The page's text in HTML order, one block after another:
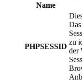
Name
PHPSESSID
zu
der